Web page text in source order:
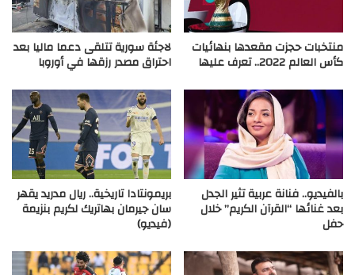
منتخبات حجزت مقعدها بنهائيات
كأس العالم 2022.. تعرف عليها
لاجئة سورية تتلقى دعما ماليا بعد
احتراق مصدر رزقها في أوروبا
بالفيديو.. فنانة عربية تثير الجدل
بعد غنائها “القرآن الكريم” خلال
حفل
بريمونتادا تاريخية.. ريال مدريد يقهر
سان جيرمان بهاتريك لكريم بنزيمة
(فيديو)